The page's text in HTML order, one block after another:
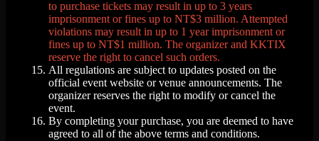
to purchase tickets may result in up to 3 years
imprisonment or fines up to NT$3 million. Attempted
violations may result in up to 1 year imprisonment or
fines up to NT$1 million. The organizer and KKTIX
reserve the right to cancel such orders.
All regulations are subject to updates posted on the
official event website or venue announcements. The
organizer reserves the right to modify or cancel the
event.
By completing your purchase, you are deemed to have
agreed to all of the above terms and conditions.